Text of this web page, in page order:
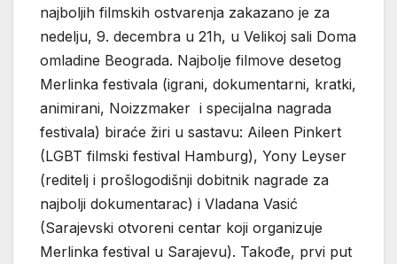
najboljih filmskih ostvarenja zakazano je za
nedelju, 9. decembra u 21h, u Velikoj sali Doma
omladine Beograda. Najbolje filmove desetog
Merlinka festivala (igrani, dokumentarni, kratki,
animirani, Noizzmaker i specijalna nagrada
festivala) biraće žiri u sastavu: Aileen Pinkert
(LGBT filmski festival Hamburg), Yony Leyser
(reditelj i prošlogodišnji dobitnik nagrade za
najbolji dokumentarac) i Vladana Vasić
(Sarajevski otvoreni centar koji organizuje
Merlinka festival u Sarajevu). Takođe, prvi put